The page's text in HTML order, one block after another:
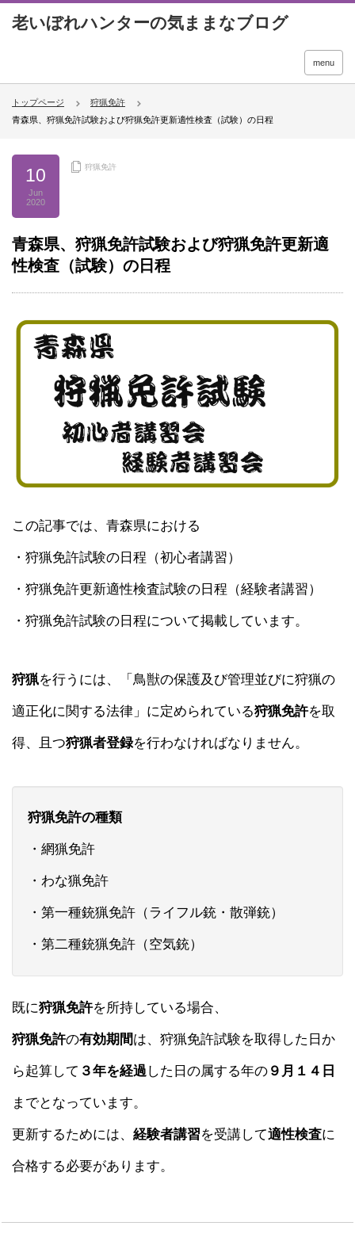
menu
トップページ
狩猟免許
青森県、狩猟免許試験および狩猟免許更新適性検査（試験）の日程
10
Jun
2020
狩猟免許
青森県、狩猟免許試験および狩猟免許更新適
性検査（試験）の日程
この記事では、青森県における
・狩猟免許試験の日程（初心者講習）
・狩猟免許更新適性検査試験の日程（経験者講習）
・狩猟免許試験の日程について掲載しています。
狩猟を行うには、「鳥獣の保護及び管理並びに狩猟の
適正化に関する法律」に定められている狩猟免許を取
得、且つ狩猟者登録を行わなければなりません。
狩猟免許の種類
・網猟免許
・わな猟免許
・第一種銃猟免許（ライフル銃・散弾銃）
・第二種銃猟免許（空気銃）
既に狩猟免許を所持している場合、
狩猟免許の有効期間は、狩猟免許試験を取得した日か
ら起算して ３年を経過した日の属する年の ９月１４日
までとなっています。
更新するためには、 経験者講習を受講して適性検査に
合格する必要があります。